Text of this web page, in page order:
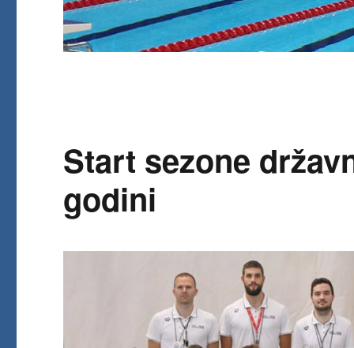
Start sezone
godini